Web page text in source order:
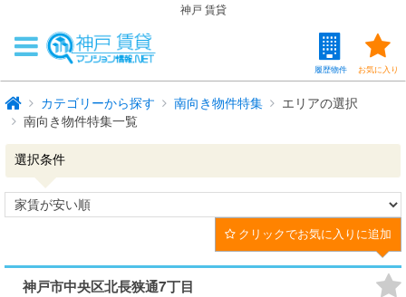
神戸 賃貸
お気に入り
履歴物件
カテゴリーから探す 南向き物件特集
エリアの選択
南向き物件特集一覧
選択条件
クリックでお気に入りに追加
神戸市中央区北長狭通7丁目